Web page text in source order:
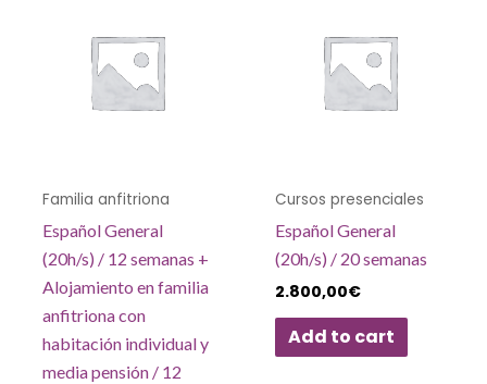
Familia anfitriona
Español General
(20h/s) / 12 semanas +
Alojamiento en familia
anfitriona con
habitación individual y
media pensión / 12
Cursos presenciales
Español General
(20h/s) / 20 semanas
2.800,00€
Add to cart